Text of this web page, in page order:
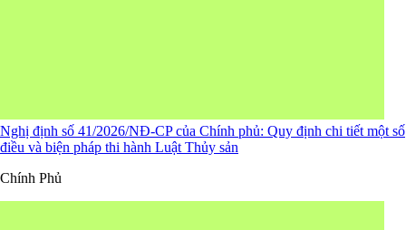
Nghị định số 41/2026/NĐ-CP của Chính phủ: Quy định chi tiết một số
điều và biện pháp thi hành Luật Thủy sản
Chính Phủ